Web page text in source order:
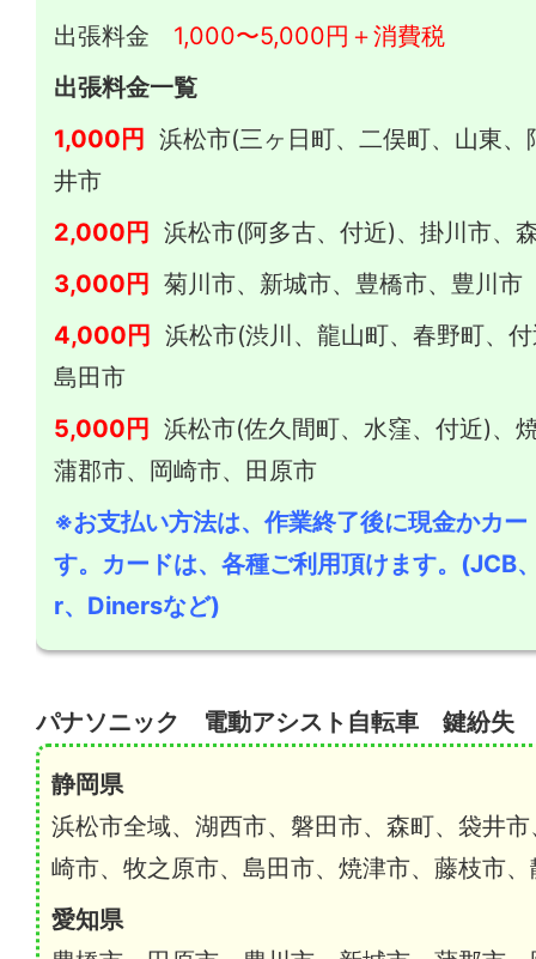
出張料金 1,000〜5,000円＋消費税
出張料金一覧
1,000円
浜松市(三ヶ日町、二俣町、山東
井市
2,000円
浜松市(阿多古、付近)、掛川市、
3,000円
菊川市、新城市、豊橋市、豊川市
4,000円
浜松市(渋川、龍山町、春野町、
島田市
5,000円
浜松市(佐久間町、水窪、付近)、
蒲郡市、岡崎市、田原市
※お支払い方法は、作業終了後に現金かカ
す。カードは、各種ご利用頂けます。
r、Dinersなど)
パナソニック 電動アシスト自転車 鍵紛失
静岡県
浜松市全域、湖西市、磐田市、森町、袋井
崎市、牧之原市、島田市、焼津市、藤枝市
愛知県